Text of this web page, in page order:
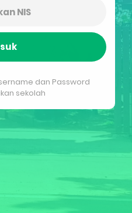
dan Password
sekolah